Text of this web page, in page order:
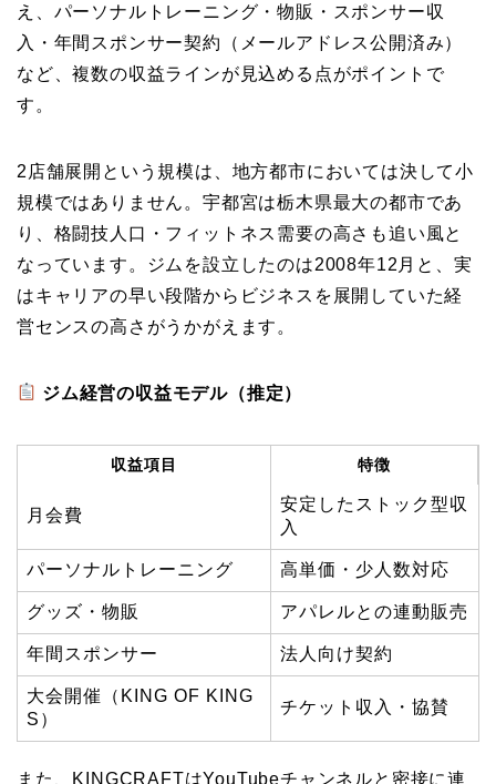
え、パーソナルトレーニング・物販・スポンサー収
入・年間スポンサー契約（メールアドレス公開済み）
など、複数の収益ラインが見込める点がポイントで
す。
2店舗展開という規模は、地方都市においては決して小
規模ではありません。宇都宮は栃木県最大の都市であ
り、格闘技人口・フィットネス需要の高さも追い風と
なっています。ジムを設立したのは2008年12月と、実
はキャリアの早い段階からビジネスを展開していた経
営センスの高さがうかがえます。
ジム経営の収益モデル（推定）
収益項目 特徴
月会費
安定したストック型収
入
パーソナルトレーニング 高単価・少人数対応
グッズ・物販 アパレルとの連動販売
年間スポンサー 法人向け契約
大会開催（KING OF KING
S）
チケット収入・協賛
また、KINGCRAFTはYouTubeチャンネルと密接に連